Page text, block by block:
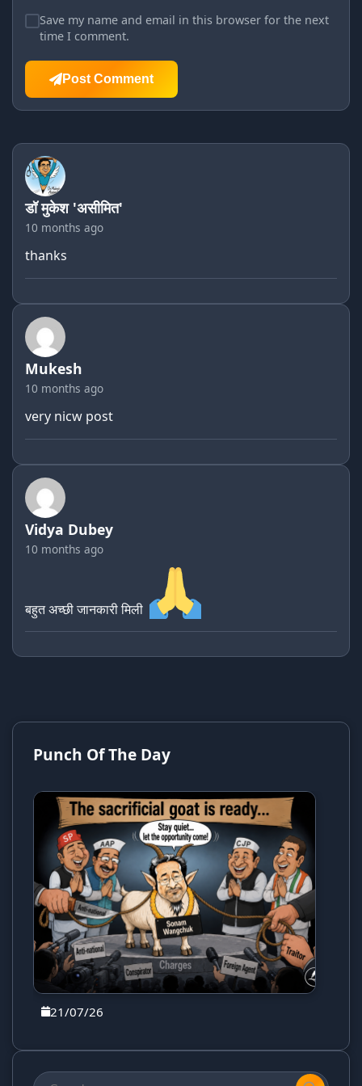
Save my name and email in this browser for the next
time I comment.
Post Comment
डॉ मुकेश 'असीमित'
10 months ago
thanks
Mukesh
10 months ago
very nicw post
Vidya Dubey
10 months ago
बहुत अच्छी जानकारी मिली
Punch Of The Day
21/07/26